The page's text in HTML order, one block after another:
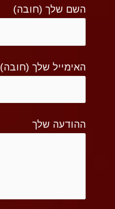
השם שלך (חובה)
האימייל שלך (חובה)
ההודעה שלך